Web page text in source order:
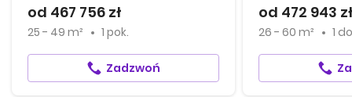
od 467 756 zł
25 - 49 m² 1 pok.
Zadzwoń
od 472 943
26 - 60 m² 1